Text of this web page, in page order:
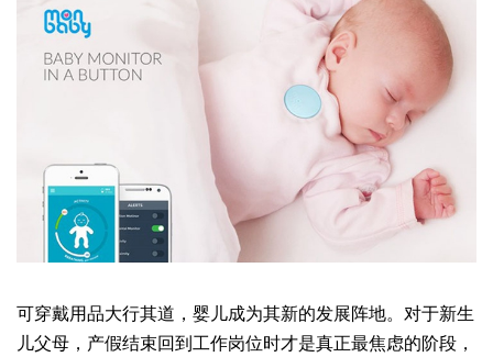
可穿戴用品大行其道，婴儿成为其新的发展阵地。对于新生
儿父母，产假结束回到工作岗位时才是真正最焦虑的阶段，